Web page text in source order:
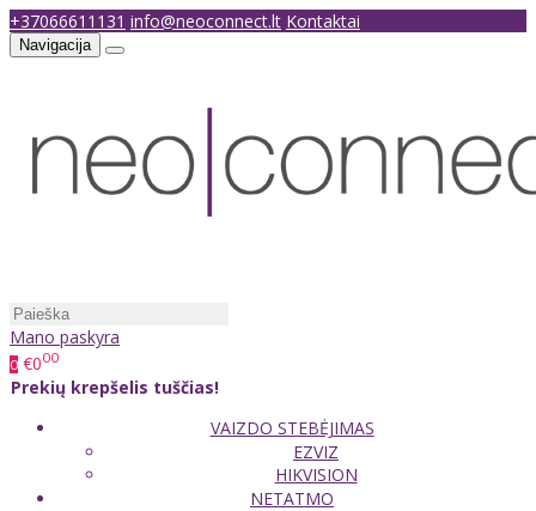
+37066611131 info@neoconnect.lt Kontaktai
Navigacija
Mano paskyra
0 €000
Prekių krepšelis tuščias!
VAIZDO STEBĖJIMAS
EZVIZ
HIKVISION
NETATMO